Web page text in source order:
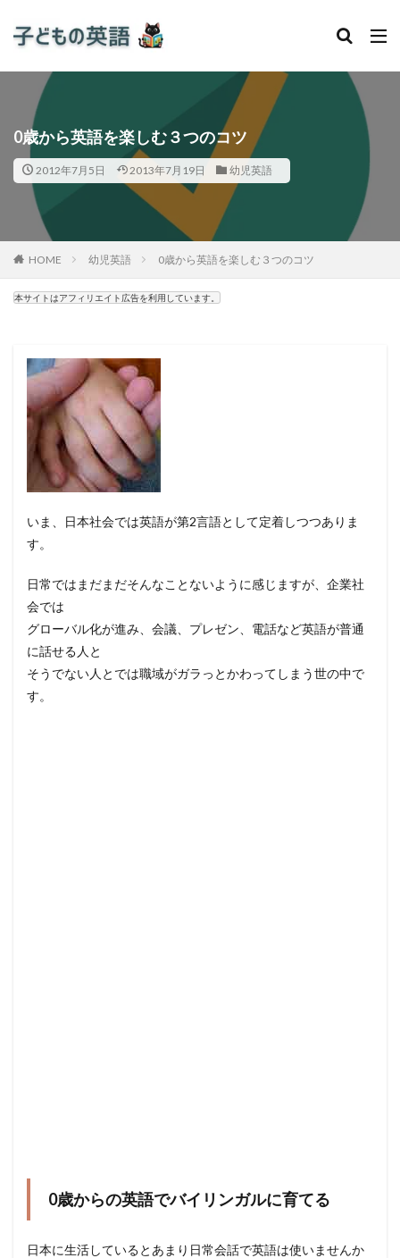
0歳から英語を楽しむ３つのコツ
2012年7月5日 2013年7月19日 幼児英語
HOME 幼児英語 0歳から英語を楽しむ３つのコツ
本サイトはアフィリエイト広告を利用しています。
いま、日本社会では英語が第2言語として定着しつつありま
す。
日常ではまだまだそんなことないように感じますが、企業社
会では
グローバル化が進み、会議、プレゼン、電話など英語が普通
に話せる人と
そうでない人とでは職域がガラっとかわってしまう世の中で
す。
0歳からの英語でバイリンガルに育てる
日本に生活しているとあまり日常会話で英語は使いませんか